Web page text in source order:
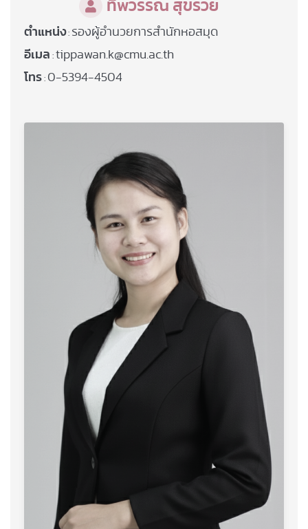
ทิพวรรณ สุขรวย
ตำแหน่ง: รองผู้อำนวยการสำนักหอสมุด
อีเมล : tippawan.k@cmu.ac.th
โทร : 0-5394-4504